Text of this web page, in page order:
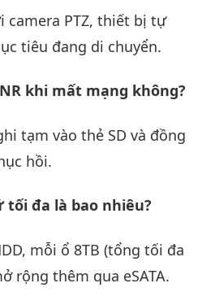
camera PTZ, thiết bị tự
tiêu đang di chuyển.
khi mất mạng không?
tạm vào thẻ SD và đồng
hồi.
đa là bao nhiêu?
mỗi ổ 8TB (tổng tối đa
rộng thêm qua eSATA.